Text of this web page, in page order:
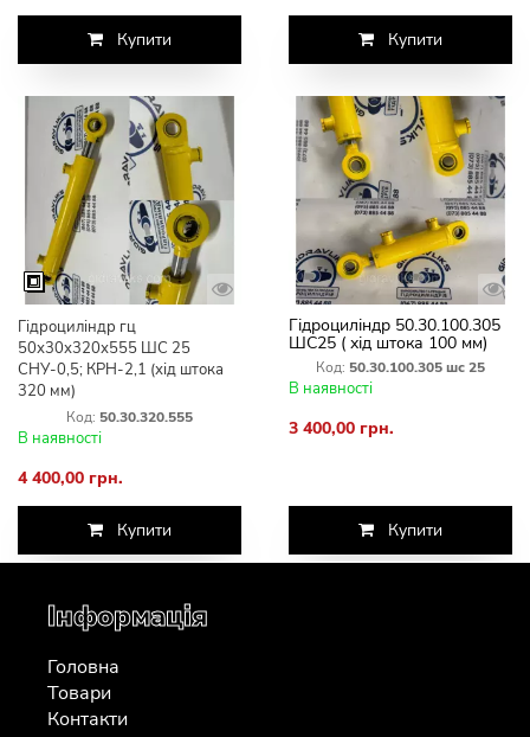
Купити Купити
Гідроциліндр гц
50х30х320х555 ШС 25
СНУ-0,5; КРН-2,1 (хід штока
320 мм)
Код: 50.30.320.555
В наявності
4 400,00 грн.
Купити
Гідроциліндр 50.30.100.305
ШС25 ( хід штока 100 мм)
Код: 50.30.100.305 шс 25
В наявності
3 400,00 грн.
Купити
Інформація
Головна
Товари
Контакти